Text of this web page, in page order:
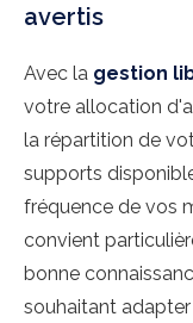
avertis
Avec la gestion
votre allocation
la répartition de
supports
fréquence de vos
convient
bonne
souhaitant